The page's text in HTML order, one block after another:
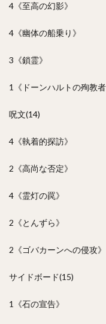
4《至高の幻影》
4《幽体の船乗り》
3《鎖霊》
1《ドーンハルトの殉教
呪文(14)
4《執着的探訪》
2《高尚な否定》
4《霊灯の罠》
2《とんずら》
2《ゴバカーンへの侵攻》
サイドボード(15)
1《石の宣告》